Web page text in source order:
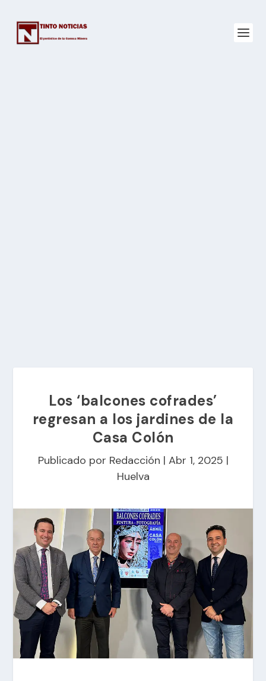
Los ‘balcones cofrades’
regresan a los jardines de la
Casa Colón
Publicado por Redacción | Abr 1, 2025 |
Huelva